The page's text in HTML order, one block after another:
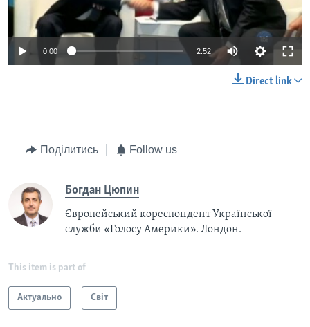
0:00 2:52
Direct link
Поділитись Follow us
Богдан Цюпин
Європейський кореспондент Української
служби «Голосу Америки». Лондон.
This item is part of
Актуально Світ